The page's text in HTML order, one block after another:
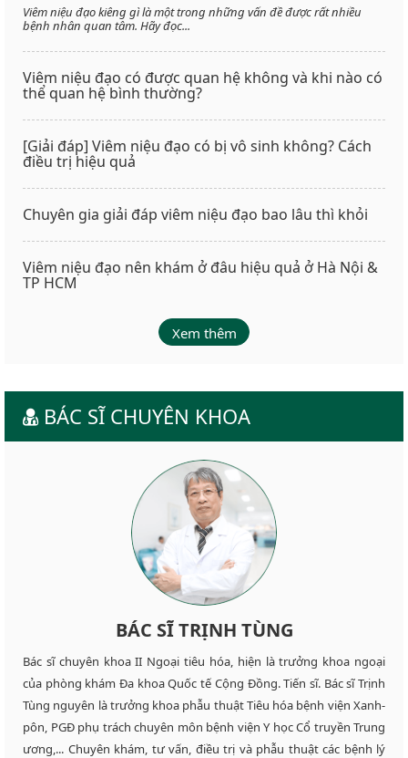
Viêm niệu đạo kiêng gì là một trong những vấn đề được rất nhiều
bệnh nhân quan tâm. Hãy đọc...
Viêm niệu đạo có được quan hệ không và khi nào có
thể quan hệ bình thường?
[Giải đáp] Viêm niệu đạo có bị vô sinh không? Cách
điều trị hiệu quả
Chuyên gia giải đáp viêm niệu đạo bao lâu thì khỏi
Viêm niệu đạo nên khám ở đâu hiệu quả ở Hà Nội &
TP HCM
Xem thêm
BÁC SĨ CHUYÊN KHOA
BÁC SĨ TRỊNH TÙNG
Bác sĩ chuyên khoa II Ngoại tiêu hóa, hiện là trưởng khoa ngoại
của phòng khám Đa khoa Quốc tế Cộng Đồng. Tiến sĩ. Bác sĩ Trịnh
Tùng nguyên là trưởng khoa phẫu thuật Tiêu hóa bệnh viện Xanh-
pôn, PGĐ phụ trách chuyên môn bệnh viện Y học Cổ truyền Trung
ương,... Chuyên khám, tư vấn, điều trị và phẫu thuật các bệnh lý